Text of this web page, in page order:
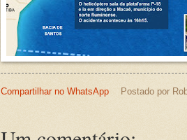
Compartilhar no WhatsApp Postado por